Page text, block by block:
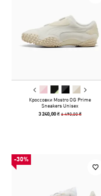
Кроссовки Mostro OG Prime
Sneakers Unisex
3 240,00 ₴6 490,00 ₴
-30%